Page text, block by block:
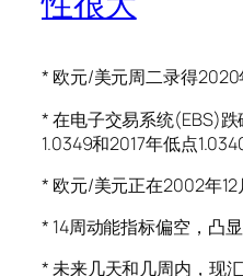
* 欧元/美元周二录得
* 在电子交易系统(EBS)
1.0349和2017年低点
* 欧元/美元正在2002年
* 14周动能指标偏空，凸
* 未来几天和几周内，现